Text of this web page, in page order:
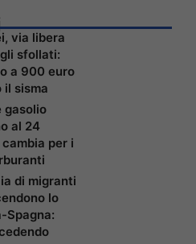
via libera
sfollati:
a 900 euro
il sisma
gasolio
al 24
per i
di migranti
lo
Spagna: